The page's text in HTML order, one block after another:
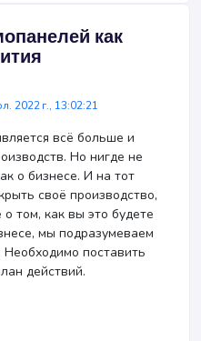
как
2022 г., 13:02:21
всё больше и
Но нигде не
о бизнесе. И на тот
своё производство,
том, как вы это будете
мы подразумеваем
Необходимо поставить
действий.